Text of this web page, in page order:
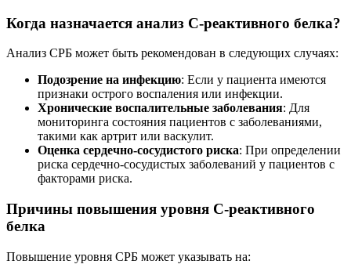
Когда назначается анализ С-реактивного белка?
Анализ СРБ может быть рекомендован в следующих случаях:
Подозрение на инфекцию: Если у пациента имеются
признаки острого воспаления или инфекции.
Хронические воспалительные заболевания: Для
мониторинга состояния пациентов с заболеваниями,
такими как артрит или васкулит.
Оценка сердечно-сосудистого риска: При определении
риска сердечно-сосудистых заболеваний у пациентов с
факторами риска.
Причины повышения уровня С-реактивного
белка
Повышение уровня СРБ может указывать на: